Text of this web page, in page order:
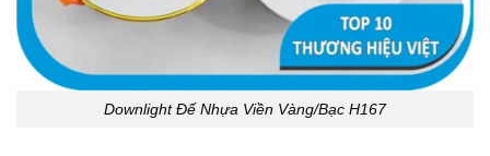
Downlight Đế Nhựa Viền Vàng/Bạc H167